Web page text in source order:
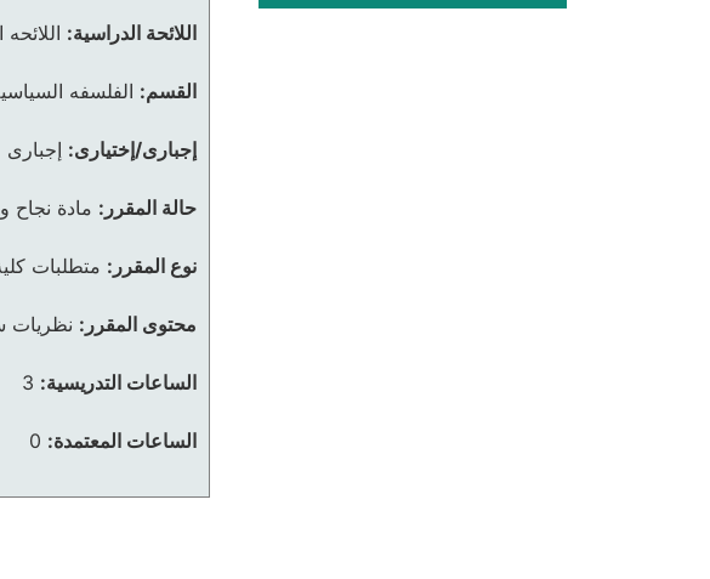
اللائحة الدراسية: اللائحه
القسم: الفلسفه
إجبارى/إختيارى: إجبارى
حالة المقرر: مادة
نوع المقرر: متطلبات
محتوى المقرر: نظريات
الساعات التدريسية: 3
الساعات المعتمدة: 0